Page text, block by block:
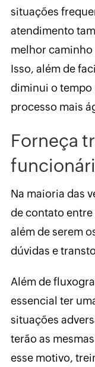
situações
atendimento
melhor
Isso, além de
diminui o tempo
processo mais
Forneça
Na maioria das
de contato entre
além de serem
dúvidas e
Além de
essencial ter
situações
terão as
esse motivo,